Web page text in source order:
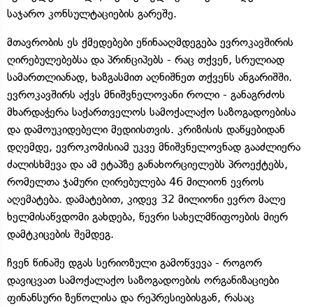
საჯარო კონსულტაციების გარეშე.
მთავრობის ეს ქმედებები ეწინააღმდეგება ევროკავშირის
ღირებულებებსა და პრინციპებს - რაც თქვენ, სრულიად
სამართლიანად, ხაზგასმით აღნიშნეთ თქვენს ანგარიშში.
ევროკავშირს აქვს მნიშვნელოვანი როლი - განაგრძოს
მხარდაჭერა საქართველოს სამოქალაქო საზოგადოებისა
და დამოუკიდებელი მედიისთვის. კრიზისის დაწყებიდან
დღემდე, ევროკომისიამ უკვე მნიშვნელოვნად გააძლიერა
ძალისხმევა და ამ ეტაპზე განახორციელებს პროექტებს,
რომელთა ჯამური ღირებულება 46 მილიონ ევროს
აღემატება. დამატებით, კიდევ 32 მილიონი ევრო მალე
ხელმისაწვდომი გახდება, წევრი სახელმწიფოების მიერ
დამტკიცების შემდეგ.
ჩვენ წინაშე დგას სერიოზული გამოწვევა - როგორ
დავიცვათ სამოქალაქო საზოგადოების ორგანიზაციები
ფინანსური ზეწოლისა და რეპრესიებისგან, რასაც